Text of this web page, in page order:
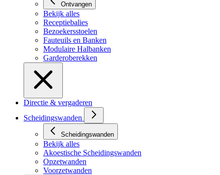
Ontvangen
Bekijk alles
Receptiebalies
Bezoekersstoelen
Fauteuils en Banken
Modulaire Halbanken
Garderoberekken
Directie & vergaderen
Scheidingswanden
Scheidingswanden
Bekijk alles
Akoestische Scheidingswanden
Opzetwanden
Voorzetwanden